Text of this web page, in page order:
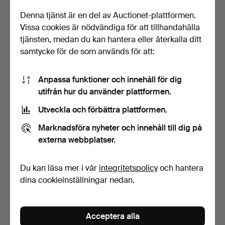
BORDSPLACERINGSHÅLL
ARE, 6st.
Klubbades 12 jun 2026
1 bud
OSTKNIV, med handtag av
blybergsporfyr.
Klubbades 30 maj 2026
8 bud
Denna tjänst är en del av Auctionet-plattformen.
Vissa cookies är nödvändiga för att tillhandahålla
tjänsten, medan du kan hantera eller återkalla ditt
samtycke för de som används för att:
Anpassa funktioner och innehåll för dig
utifrån hur du använder plattformen.
Utveckla och förbättra plattformen.
Marknadsföra nyheter och innehåll till dig på
externa webbplatser.
Du kan läsa mer i vår integritetspolicyoch hantera
dina cookieinställningar nedan.
Acceptera alla